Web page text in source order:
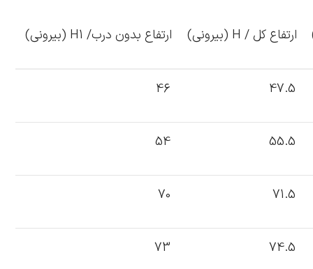
ارتفاع کل / H (بیرونی) ارتفاع بدون درب/ H1 (بیرونی)
47.5
46
55.5
54
71.5
70
74.5
73